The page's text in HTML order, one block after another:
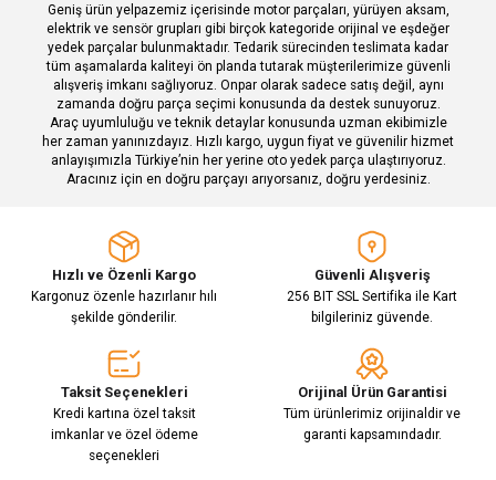
Bu ürüne benzer farklı alternatifler olmalı.
Gönder
Geniş ürün yelpazemiz içerisinde motor parçaları, yürüyen aksam,
elektrik ve sensör grupları gibi birçok kategoride orijinal ve eşdeğer
yedek parçalar bulunmaktadır. Tedarik sürecinden teslimata kadar
tüm aşamalarda kaliteyi ön planda tutarak müşterilerimize güvenli
alışveriş imkanı sağlıyoruz. Onpar olarak sadece satış değil, aynı
zamanda doğru parça seçimi konusunda da destek sunuyoruz.
Araç uyumluluğu ve teknik detaylar konusunda uzman ekibimizle
her zaman yanınızdayız. Hızlı kargo, uygun fiyat ve güvenilir hizmet
anlayışımızla Türkiye’nin her yerine oto yedek parça ulaştırıyoruz.
Aracınız için en doğru parçayı arıyorsanız, doğru yerdesiniz.
Hızlı ve Özenli Kargo
Kargonuz özenle hazırlanır hılı
şekilde gönderilir.
Güvenli Alışveriş
256 BIT SSL Sertifika ile Kart
bilgileriniz güvende.
Taksit Seçenekleri
Kredi kartına özel taksit
imkanlar ve özel ödeme
seçenekleri
Orijinal Ürün Garantisi
Tüm ürünlerimiz orijinaldir ve
garanti kapsamındadır.